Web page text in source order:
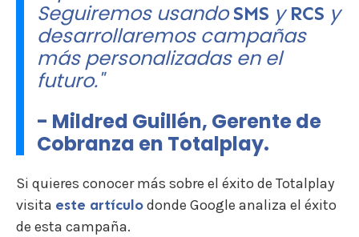
Seguiremos usandoSMS y RCS y
desarrollaremos campañas
más personalizadas en el
futuro."
- Mildred Guillén, Gerente de
Cobranza en Totalplay.
Si quieres conocer más sobre el éxito de Totalplay
visita este artículodonde Google analiza el éxito
de esta campaña.